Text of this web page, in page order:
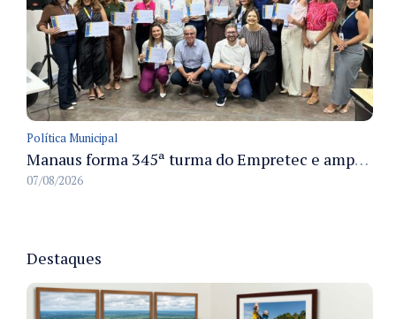
Política Municipal
Manaus forma 345ª turma do Empretec e amplia qualificação de empreendedores na cidade
07/08/2026
Destaques